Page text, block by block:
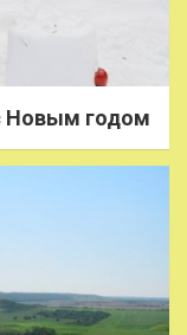
Новым годом